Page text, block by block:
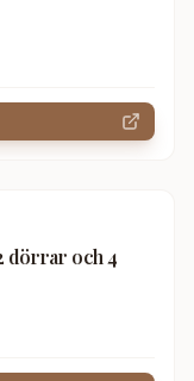
dörrar och 4